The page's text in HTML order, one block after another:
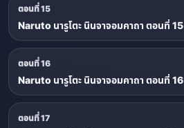
ตอนที่ 15
Naruto นารูโตะ นินจาจอมคาถา ตอนที่ 15
ตอนที่ 16
Naruto นารูโตะ นินจาจอมคาถา ตอนที่ 16
ตอนที่ 17